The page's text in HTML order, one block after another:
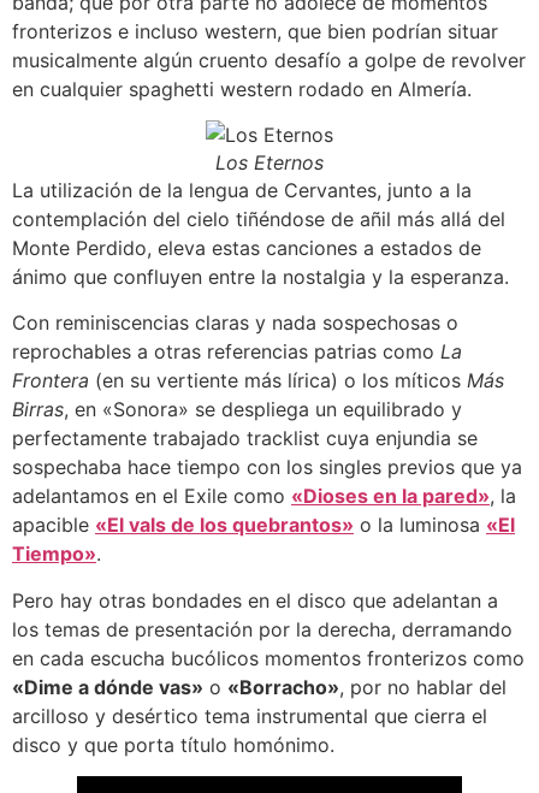
fronterizos e incluso western, que bien podrían situar
musicalmente algún cruento desafío a golpe de revolver
en cualquier spaghetti western rodado en Almería.
Los Eternos
La utilización de la lengua de Cervantes, junto a la
contemplación del cielo tiñéndose de añil más allá del
Monte Perdido, eleva estas canciones a estados de
ánimo que confluyen entre la nostalgia y la esperanza.
Con reminiscencias claras y nada sospechosas o
reprochables a otras referencias patrias como La
Frontera (en su vertiente más lírica) o los míticos Más
Birras, en «Sonora» se despliega un equilibrado y
perfectamente trabajado tracklist cuya enjundia se
sospechaba hace tiempo con los singles previos que ya
adelantamos en el Exile como «Dioses en la pared», la
apacible «El vals de los quebrantos» o la luminosa «El
Tiempo».
Pero hay otras bondades en el disco que adelantan a
los temas de presentación por la derecha, derramando
en cada escucha bucólicos momentos fronterizos como
«Dime a dónde vas» o «Borracho», por no hablar del
arcilloso y desértico tema instrumental que cierra el
disco y que porta título homónimo.